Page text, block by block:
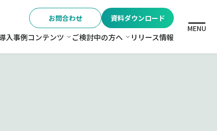
お問合わせ 資料ダウンロード
入事例コンテンツ コンテンツ
ご検討中の方へ ご検討中の方へ
リリース情報
MENU